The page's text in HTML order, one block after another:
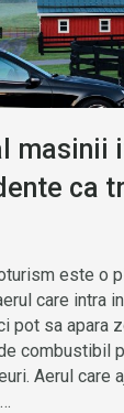
masinii
ca
este o
care intra
pot sa apara
combustibil
Aerul care